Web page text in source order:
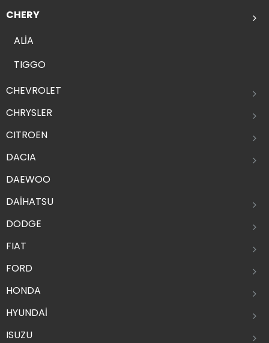
CHERY
ALİA
TIGGO
CHEVROLET
CHRYSLER
CITROEN
DACIA
DAEWOO
DAİHATSU
DODGE
FIAT
FORD
HONDA
HYUNDAİ
ISUZU